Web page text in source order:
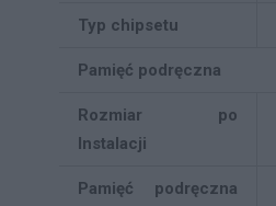
Typ chipsetu
Pamięć podręczna
Rozmiar po
Instalacji
Pamięć podręczna